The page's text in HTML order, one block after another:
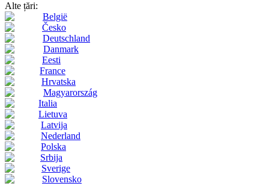
Alte țări:
België
Česko
Deutschland
Danmark
Eesti
France
Hrvatska
Magyarország
Italia
Lietuva
Latvija
Nederland
Polska
Srbija
Sverige
Slovensko